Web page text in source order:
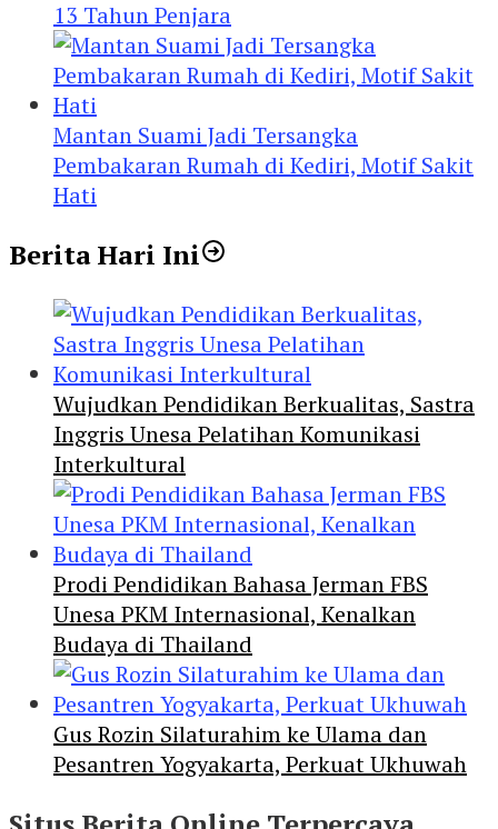
13 Tahun Penjara
Mantan Suami Jadi Tersangka
Pembakaran Rumah di Kediri, Motif Sakit
Hati
Berita Hari Ini
Wujudkan Pendidikan Berkualitas, Sastra
Inggris Unesa Pelatihan Komunikasi
Interkultural
Prodi Pendidikan Bahasa Jerman FBS
Unesa PKM Internasional, Kenalkan
Budaya di Thailand
Gus Rozin Silaturahim ke Ulama dan
Pesantren Yogyakarta, Perkuat Ukhuwah